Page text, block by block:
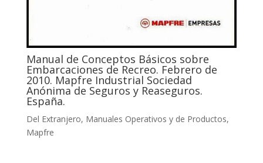
Manual de Conceptos Básicos sobre
Embarcaciones de Recreo. Febrero de
2010. Mapfre Industrial Sociedad
Anónima de Seguros y Reaseguros.
España.
Del Extranjero, Manuales Operativos y de Productos,
Mapfre